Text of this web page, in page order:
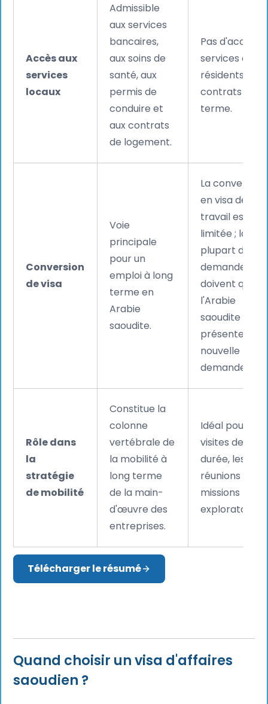
Accès aux
services
locaux
Admissible
aux services
bancaires,
aux soins de
santé, aux
permis de
conduire et
aux contrats
de logement.
Pas d'accès
services aux
résidents ni
contrats à
terme.
Conversion
de visa
Voie
principale
pour un
emploi à long
terme en
Arabie
saoudite.
La conversion
en visa de
travail est
limitée ; la
plupart des
demandeurs
doivent
l'Arabie
saoudite pour
présenter une
nouvelle
demande.
Rôle dans
la
stratégie
de mobilité
Constitue la
colonne
vertébrale de
la mobilité à
long terme
de la main-
d'œuvre des
entreprises.
Idéal pour les
visites de
durée, les
réunions et
missions
exploratoires.
Télécharger le résumé
Quand choisir un visa d'affaires
saoudien ?